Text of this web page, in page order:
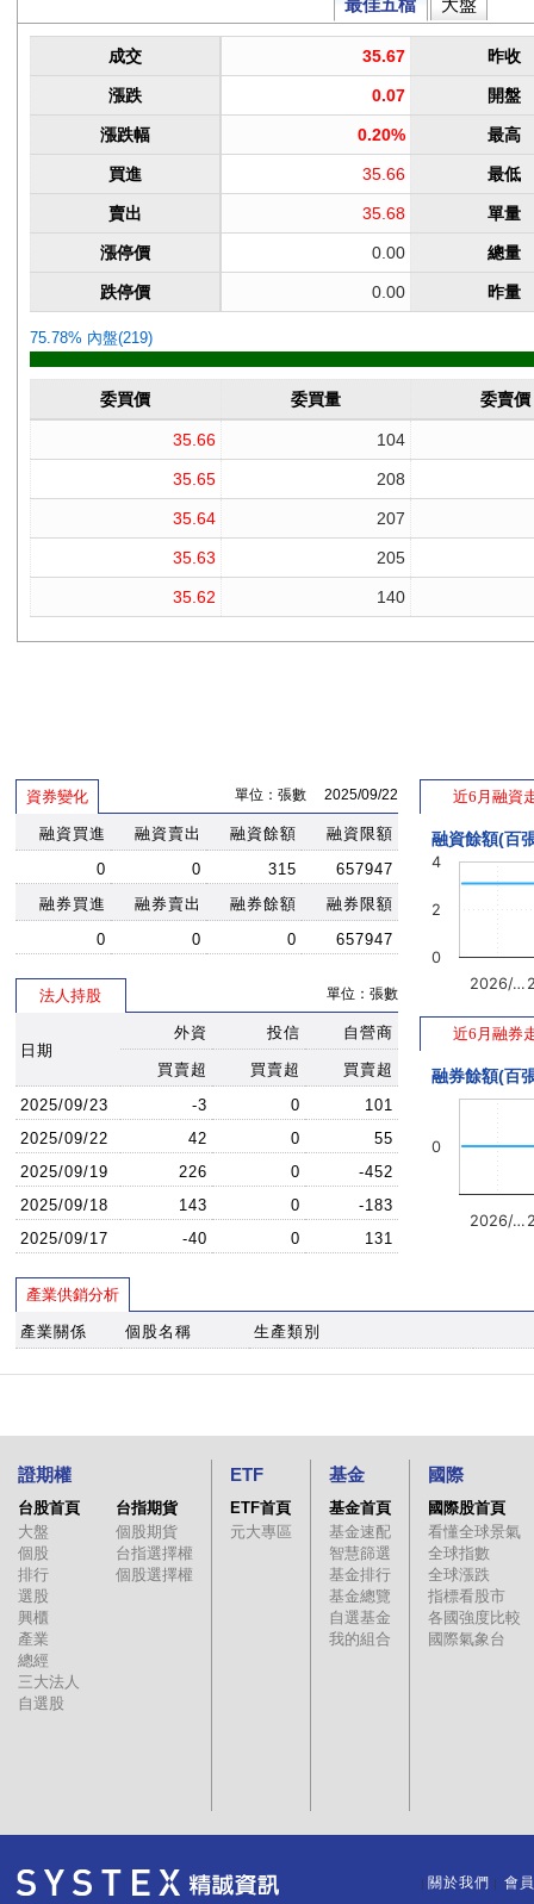
資券變化 單位：張數 2025/09/22
融資買進 融資賣出 融資餘額
融資限額
0
0 315
657947
融券買進
融券賣出 融券餘額
融券限額
0
0 0 657947
法人持股 單位：張數
日期
外資 投信 自營商
買賣超 買賣超
買賣超
2025/09/23
-3 0
101
2025/09/22
42 0
55
2025/09/19
226 0
-452
2025/09/18
143 0
-183
2025/09/17
-40 0 131
近6月融資
融資餘額(百
2026/…
0
2
4
近6月融券
融券餘額(百
2026/…
0
產業供銷分析
產業關係 個股名稱 生產類別
證期權
台股首頁
大盤
個股
排行
選股
興櫃
產業
總經
三大法人
自選股
台指期貨
個股期貨
台指選擇權
個股選擇權
ETF
ETF首頁
元大專區
基金
基金首頁
基金速配
智慧篩選
基金排行
基金總覽
自選基金
我的組合
國際
國際股首頁
看懂全球景氣
全球指數
全球漲跌
指標看股市
各國強度比較
國際氣象台
關於我們 會